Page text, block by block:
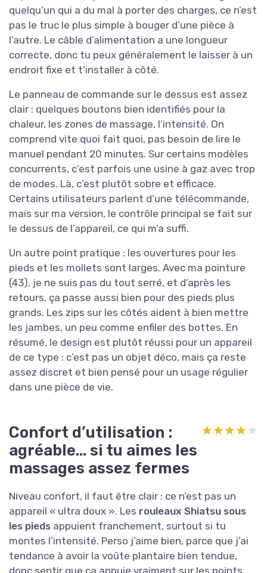
quelqu’un qui a du mal à porter des charges, ce n’est
pas le truc le plus simple à bouger d’une pièce à
l’autre. Le câble d’alimentation a une longueur
correcte, donc tu peux généralement le laisser à un
endroit fixe et t’installer à côté.
Le panneau de commande sur le dessus est assez
clair : quelques boutons bien identifiés pour la
chaleur, les zones de massage, l’intensité. On
comprend vite quoi fait quoi, pas besoin de lire le
manuel pendant 20 minutes. Sur certains modèles
concurrents, c’est parfois une usine à gaz avec trop
de modes. Là, c’est plutôt sobre et efficace.
Certains utilisateurs parlent d’une télécommande,
mais sur ma version, le contrôle principal se fait sur
le dessus de l’appareil, ce qui m’a suffi.
Un autre point pratique : les ouvertures pour les
pieds et les mollets sont larges. Avec ma pointure
(43), je ne suis pas du tout serré, et d’après les
retours, ça passe aussi bien pour des pieds plus
grands. Les zips sur les côtés aident à bien mettre
les jambes, un peu comme enfiler des bottes. En
résumé, le design est plutôt réussi pour un appareil
de ce type : c’est pas un objet déco, mais ça reste
assez discret et bien pensé pour un usage régulier
dans une pièce de vie.
Confort d’utilisation :
agréable… si tu aimes les
massages assez fermes
★★★★★
★★★★★
Niveau confort, il faut être clair : ce n’est pas un
appareil « ultra doux ». Les rouleaux Shiatsu sous
les pieds appuient franchement, surtout si tu
montes l’intensité. Perso j’aime bien, parce que j’ai
tendance à avoir la voûte plantaire bien tendue,
donc sentir que ça appuie vraiment sur les points,